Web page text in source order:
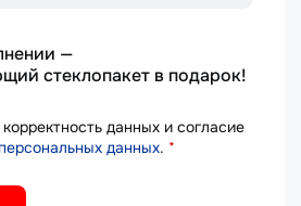
—
стеклопакет в подарок!
данных и согласие
данных. *